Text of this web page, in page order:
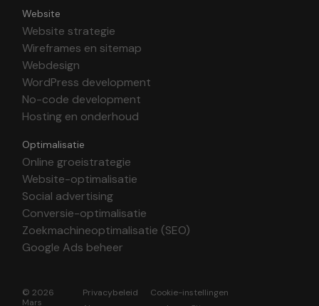
Website
Website strategie
Wireframes en sitemap
Webdesign
WordPress development
No-code development
Hosting en onderhoud
Optimalisatie
Online groeistrategie
Website-optimalisatie
Social advertising
Conversie-optimalisatie
Zoekmachineoptimalisatie (SEO)
Google Ads beheer
© 2026
Mars
Privacybeleid
Cookie-instellingen